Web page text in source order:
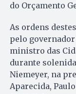
do Orçamento
As ordens
pelo
ministro das
durante
Niemeyer, na
Aparecida,